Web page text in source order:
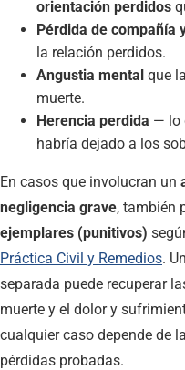
orientación perdidos
Pérdida de compañía
la relación perdidos.
Angustia mental que
muerte.
Herencia perdida — lo
habría dejado a los
En casos que involucran un
negligencia grave, también
ejemplares (punitivos)
Práctica Civil y Remedios.
separada puede recuperar
muerte y el dolor y
cualquier caso depende de
pérdidas probadas.